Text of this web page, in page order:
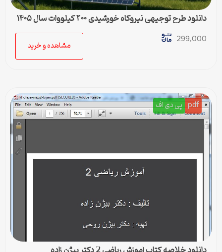
دانلود طرح توجیهی نیروگاه خورشیدی ۲۰۰ کیلووات سال ۱۴۰۵
299,000
مشاهده و خرید
pdf پی دی اف